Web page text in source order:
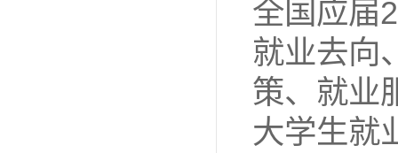
全国应届
就业去向
策、就业
大学生就